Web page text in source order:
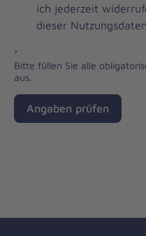
ich jederzeit
dieser
*
Bitte füllen Sie alle
aus.
Angaben prüfen